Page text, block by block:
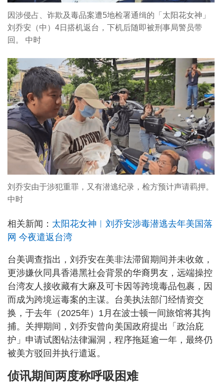
因涉侵占、诈欺及毒品案遭5地检署通缉的「太阳花女神」
刘乔安（中）4日搭机返台，下机后随即被刑事局警员带
回。 中时
刘乔安由于涉犯重罪，又有潜逃纪录，检方预计声请羁押。
中时
相关新闻： 太阳花女神︱刘乔安涉毒潜逃去年美国落
网 今夜遣返台湾
台美调查指出，刘乔安在美非法滞留期间并未收敛，
更涉嫌伙同具香港黑社会背景的华裔男友，远端操控
台湾友人接收藏有大麻及可卡因等跨境毒品包裹，因
而成为跨境运毒案的主谋。台美执法部门经情资交
换，于去年（2025年）1月在波士顿一间旅馆将其拘
捕。关押期间，刘乔安曾向美国政府提出「政治庇
护」申请试图钻法律漏洞，程序拖延逾一年，最终仍
被美方驳回并执行遣返。
侦讯期间两度称呼吸困难